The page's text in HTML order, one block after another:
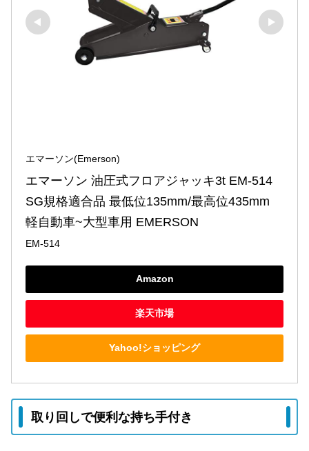
エマーソン(Emerson)
エマーソン 油圧式フロアジャッキ3t EM-514
SG規格適合品 最低位135mm/最高位435mm
軽自動車~大型車用 EMERSON
EM-514
Amazon
楽天市場
Yahoo!ショッピング
取り回しで便利な持ち手付き